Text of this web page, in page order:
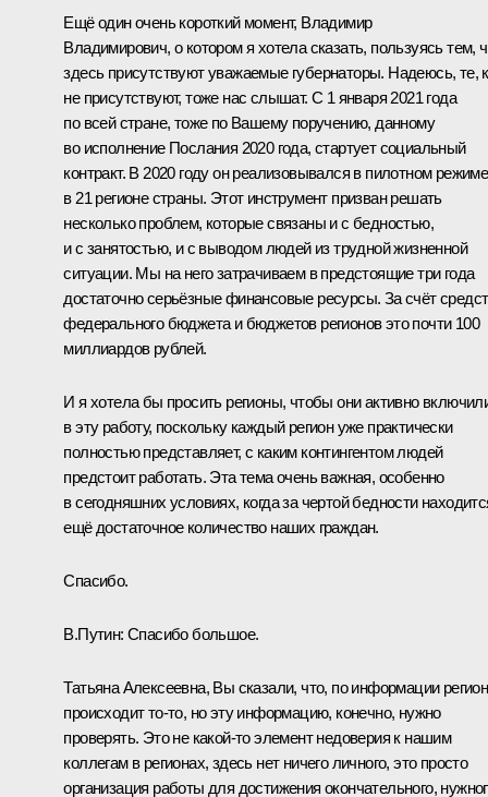
Ещё один очень короткий момент, Владимир
Владимирович, о котором я хотела сказать, пользуясь тем,
здесь присутствуют уважаемые губернаторы. Надеюсь, те,
не присутствуют, тоже нас слышат. С 1 января 2021 года
по всей стране, тоже по Вашему поручению, данному
во исполнение Послания 2020 года, стартует социальный
контракт. В 2020 году он реализовывался в пилотном режиме
в 21 регионе страны. Этот инструмент призван решать
несколько проблем, которые связаны и с бедностью,
и с занятостью, и с выводом людей из трудной жизненной
ситуации. Мы на него затрачиваем в предстоящие три года
достаточно серьёзные финансовые ресурсы. За счёт
федерального бюджета и бюджетов регионов это почти 100
миллиардов рублей.
И я хотела бы просить регионы, чтобы они активно
в эту работу, поскольку каждый регион уже практически
полностью представляет, с каким контингентом людей
предстоит работать. Эта тема очень важная, особенно
в сегодняшних условиях, когда за чертой бедности
ещё достаточное количество наших граждан.
Спасибо.
В.Путин: Спасибо большое.
Татьяна Алексеевна, Вы сказали, что, по информации
происходит то-то, но эту информацию, конечно, нужно
проверять. Это не какой-то элемент недоверия к нашим
коллегам в регионах, здесь нет ничего личного, это просто
организация работы для достижения окончательного,